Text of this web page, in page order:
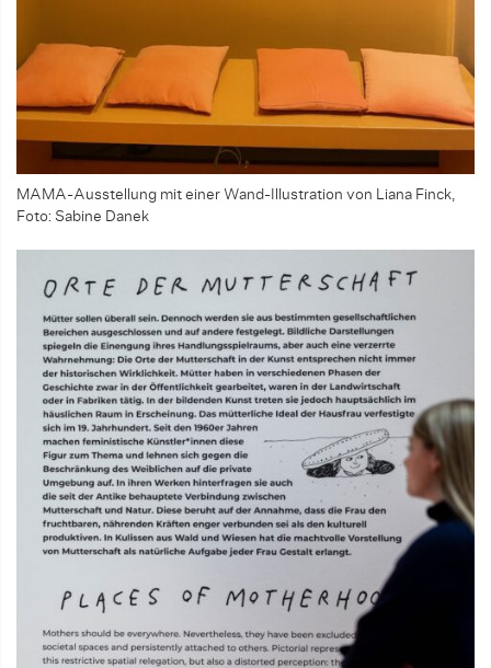
MAMA-Ausstellung mit einer Wand-Illustration von Liana Finck,
Foto: Sabine Danek